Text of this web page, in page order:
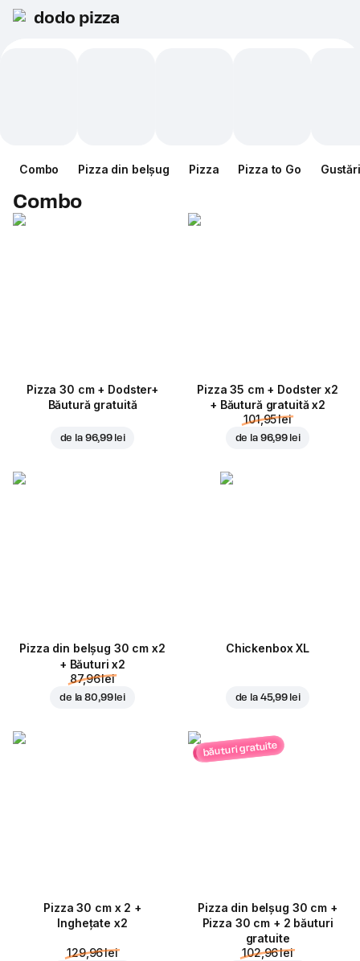
dodo pizza
Combo Pizza din belșug Pizza Pizza to Go Gustări
Combo
Pizza 30 cm + Dodster+
Băutură gratuită
de la 96,99 lei
Pizza 35 cm + Dodster x2
+ Băutură gratuită x2
101,95 lei
de la 96,99 lei
Pizza din belșug 30 cm x2
+ Băuturi x2
87,96 lei
de la80,99 lei
Chickenbox XL
de la 45,99 lei
Pizza 30 cm x 2 +
Inghețate x2
129,96 lei
băuturi gratuite
Pizza din belșug 30 cm +
Pizza 30 cm + 2 băuturi
gratuite
102,96 lei